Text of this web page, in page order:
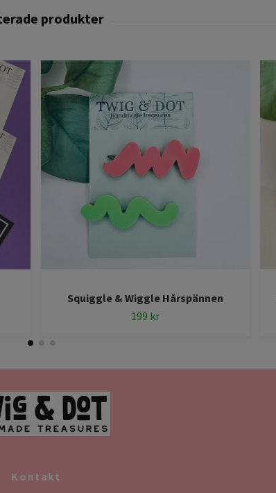
Squiggle & Wiggle Hårspännen
199 kr
Kontakt